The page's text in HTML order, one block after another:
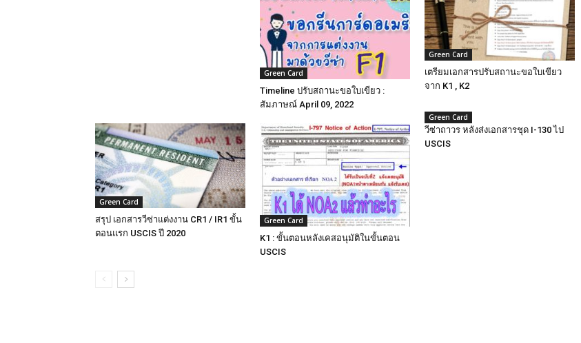
Visa
Green Card
Timeline ปรับสถานะขอใบเขียว :
สัมภาษณ์ April 09, 2022
Green Card
เตรียมเอกสารปรับสถานะขอใบเขียว
จาก K1 , K2
Green Card
สรุป เอกสารวีซ่าแต่งงาน CR1 / IR1 ขั้น
ตอนแรก USCIS ปี 2020
Green Card
K1 : ขั้นตอนหลังเคสอนุมัติในขั้นตอน
USCIS
Green Card
วีซ่าถาวร หลังส่งเอกสารชุด I-130 ไป
USCIS